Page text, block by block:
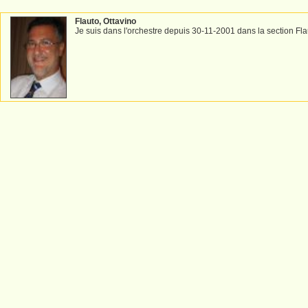
Flauto, Ottavino
Je suis dans l'orchestre depuis 30-11-2001 dans la section